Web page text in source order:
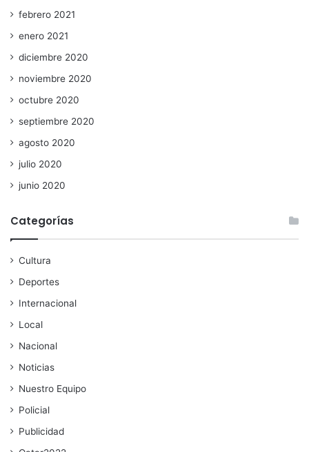
febrero 2021
enero 2021
diciembre 2020
noviembre 2020
octubre 2020
septiembre 2020
agosto 2020
julio 2020
junio 2020
Categorías
Cultura
Deportes
Internacional
Local
Nacional
Noticias
Nuestro Equipo
Policial
Publicidad